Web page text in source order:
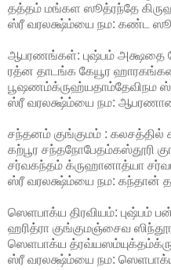
தத்தம் மங்கள ஸூத்ரந்தே
ஸ்ரீ வரலக்ஷ்ம்யை நம: கண்ட
ஆபரணங்கள்: புஷ்பம் அக்ஷதை
ரத்ன தாடங்க கேயூர
பூஷணம்க்ருஹ்யதாம்தேவிநம
ஸ்ரீ வரலக்ஷ்ம்யை நம:
சந்தனம் குங்குமம் : கலசத்தில்
கற்பூர சந்தநோபேதம்கஸ்தூரி
சர்வகந்தம் க்ருஹானாத்யா
ஸ்ரீ வரலக்ஷ்ம்யை நம: கந்தான்
ஸெளபாக்ய திரவியம்: புஷ்பம்
ஹரித்ரா குங்குமஞ்சைவ
ஸெளபாக்ய
ஸ்ரீ வரலக்ஷ்ம்யை நம: ஸெளபாக்ய